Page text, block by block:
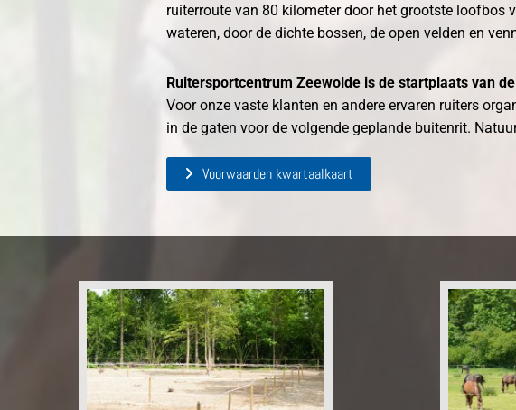
ruiterroute van 80 kilometer door het grootste loofbos
wateren, door de dichte bossen, de open velden en
Ruitersportcentrum Zeewolde is de startplaats van
Voor onze vaste klanten en andere ervaren ruiters
in de gaten voor de volgende geplande buitenrit.
Voorwaarden kwartaalkaart